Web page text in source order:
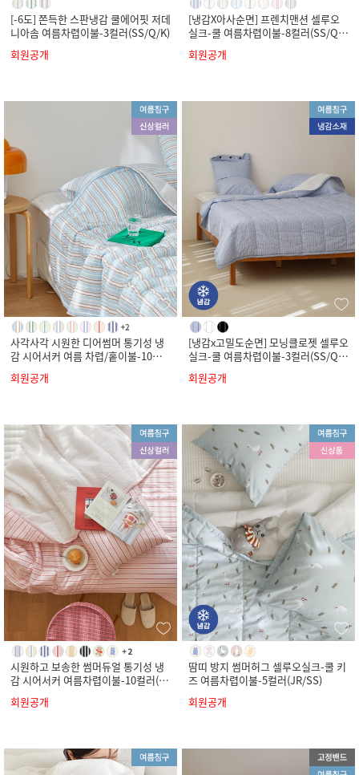
[-6도] 쫀득한 스판냉감 쿨에어핏 저데
니아솜 여름차렵이불-3컬러(SS/Q/K)
회원공개
[냉감X아사순면] 프렌치맨션 셀루오
실크-쿨 여름차렵이불-8컬러(SS/Q/
회원공개
사각사각 시원한 디어썸머 통기성 냉
감 시어서커 여름 차렵/홑이불-10컬
러(SS/Q/K)
회원공개
[냉감x고밀도순면] 모닝클로젯 셀루오
실크-쿨 여름차렵이불-3컬러(SS/Q/
K)
회원공개
시원하고 보송한 썸머듀얼 통기성 냉
감 시어서커 여름차렵이불-10컬러(S
S/Q/K)
회원공개
땀띠 방지 썸머허그 셀루오실크-쿨 키
즈 여름차렵이불-5컬러(JR/SS)
회원공개